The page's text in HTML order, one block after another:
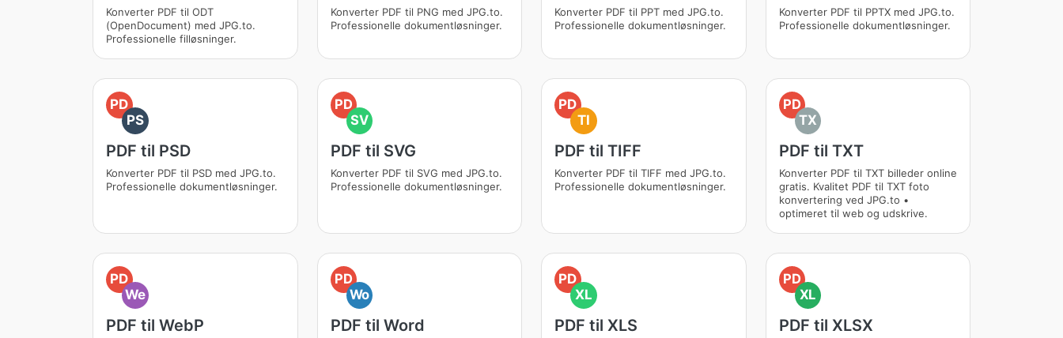
Konverter PDF til ODT
(OpenDocument) med JPG.to.
Professionelle filløsninger.
Konverter PDF til PNG med JPG.to.
Professionelle dokumentløsninger.
Konverter PDF til PPT med JPG.to.
Professionelle dokumentløsninger.
Konverter PDF til PPTX med JPG.to.
Professionelle dokumentløsninger.
PD
PS
PDF til PSD
Konverter PDF til PSD med JPG.to.
Professionelle dokumentløsninger.
PD
SV
PDF til SVG
Konverter PDF til SVG med JPG.to.
Professionelle dokumentløsninger.
PD
TI
PDF til TIFF
Konverter PDF til TIFF med JPG.to.
Professionelle dokumentløsninger.
PD
TX
PDF til TXT
Konverter PDF til TXT billeder online
gratis. Kvalitet PDF til TXT foto
konvertering ved JPG.to •
optimeret til web og udskrive.
PD
We
PDF til WebP
PD
Wo
PDF til Word
PD
XL
PDF til XLS
PD
XL
PDF til XLSX